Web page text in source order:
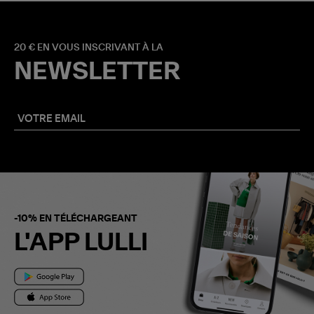
20 € EN VOUS INSCRIVANT À LA
NEWSLETTER
-10% EN TÉLÉCHARGEANT
L'APP LULLI